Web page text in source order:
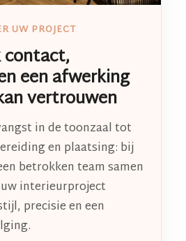
UW PROJECT
contact,
een afwerking
vertrouwen
in de toonzaal tot
en plaatsing: bij
betrokken team samen
interieurproject
precisie en een